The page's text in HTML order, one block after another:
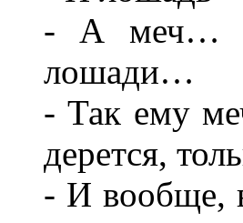
- А меч…
лошади…
- Так ему
дерется,
- И вообще,